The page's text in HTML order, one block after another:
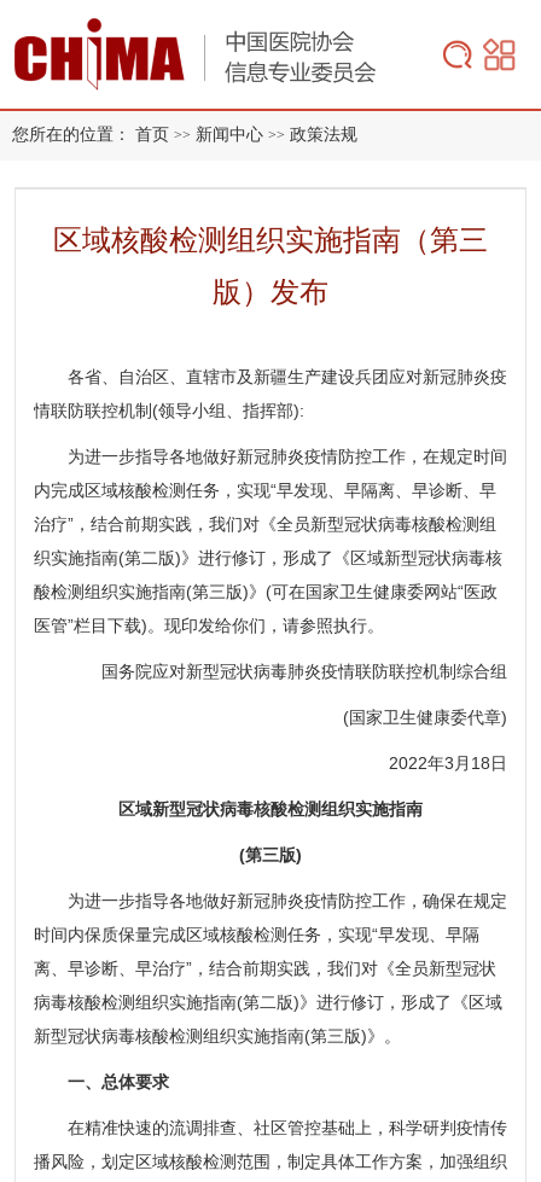
您所在的位置： 首页 >> 新闻中心 >> 政策法规
区域核酸检测组织实施指南（第三
版）发布
各省、自治区、直辖市及新疆生产建设兵团应对新冠肺炎疫
情联防联控机制(领导小组、指挥部):
为进一步指导各地做好新冠肺炎疫情防控工作，在规定时间
内完成区域核酸检测任务，实现“早发现、早隔离、早诊断、早
治疗”，结合前期实践，我们对《全员新型冠状病毒核酸检测组
织实施指南(第二版)》进行修订，形成了《区域新型冠状病毒核
酸检测组织实施指南(第三版)》(可在国家卫生健康委网站“医政
医管”栏目下载)。现印发给你们，请参照执行。
国务院应对新型冠状病毒肺炎疫情联防联控机制综合组
(国家卫生健康委代章)
2022年3月18日
区域新型冠状病毒核酸检测组织实施指南
(第三版)
为进一步指导各地做好新冠肺炎疫情防控工作，确保在规定
时间内保质保量完成区域核酸检测任务，实现“早发现、早隔
离、早诊断、早治疗”，结合前期实践，我们对《全员新型冠状
病毒核酸检测组织实施指南(第二版)》进行修订，形成了《区域
新型冠状病毒核酸检测组织实施指南(第三版)》。
一、总体要求
在精准快速的流调排查、社区管控基础上，科学研判疫情传
播风险，划定区域核酸检测范围，制定具体工作方案，加强组织